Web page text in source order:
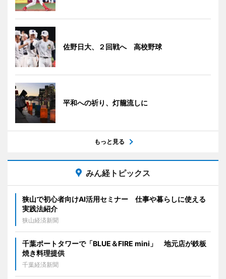
佐野日大、２回戦へ 高校野球
平和への祈り、灯籠流しに
もっと見る
みん経トピックス
狭山で初心者向けAI活用セミナー 仕事や暮らしに使える
実践法紹介
狭山経済新聞
千葉ポートタワーで「BLUE＆FIRE mini」 地元店が鉄板
焼き料理提供
千葉経済新聞